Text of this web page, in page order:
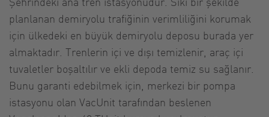
planlanan demiryolu trafiğinin verimliliğini korumak
için ülkedeki en büyük demiryolu deposu burada yer
almaktadır. Trenlerin içi ve dışı temizlenir, araç içi
tuvaletler boşaltılır ve ekli depoda temiz su sağlanır.
Bunu garanti edebilmek için, merkezi bir pompa
istasyonu olan VacUnit tarafından beslenen